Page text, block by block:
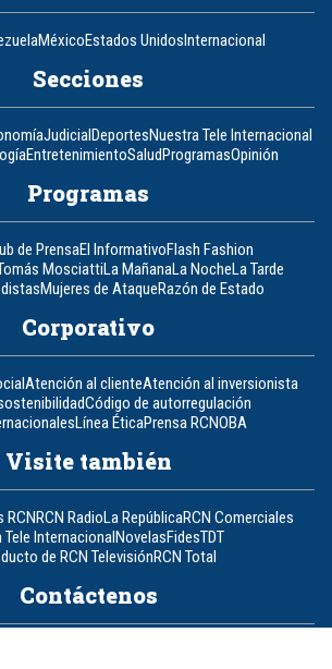
MéxicoEstados UnidosInternacional
Secciones
JudicialDeportesNuestra Tele Internacional
EntretenimientoSaludProgramasOpinión
Programas
de PrensaEl InformativoFlash Fashion
MosciattiLa MañanaLa NocheLa Tarde
Mujeres de AtaqueRazón de Estado
Corporativo
Atención al clienteAtención al inversionista
Código de autorregulación
Línea ÉticaPrensa RCNOBA
Visite también
RCNRCN RadioLa RepúblicaRCN Comerciales
Tele InternacionalNovelasFidesTDT
de RCN TelevisiónRCN Total
Contáctenos